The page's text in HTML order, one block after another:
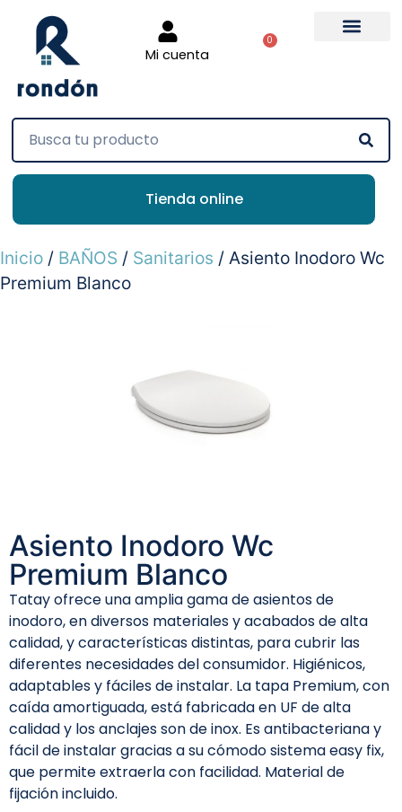
Mi cuenta
0
Tienda online
Inicio / BAÑOS / Sanitarios / Asiento Inodoro Wc
Premium Blanco
Asiento Inodoro Wc
Premium Blanco
Tatay ofrece una amplia gama de asientos de
inodoro, en diversos materiales y acabados de alta
calidad, y características distintas, para cubrir las
diferentes necesidades del consumidor. Higiénicos,
adaptables y fáciles de instalar. La tapa Premium, con
caída amortiguada, está fabricada en UF de alta
calidad y los anclajes son de inox. Es antibacteriana y
fácil de instalar gracias a su cómodo sistema easy fix,
que permite extraerla con facilidad. Material de
fijación incluido.